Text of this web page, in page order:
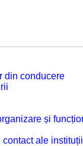
din conducere
și
contact ale